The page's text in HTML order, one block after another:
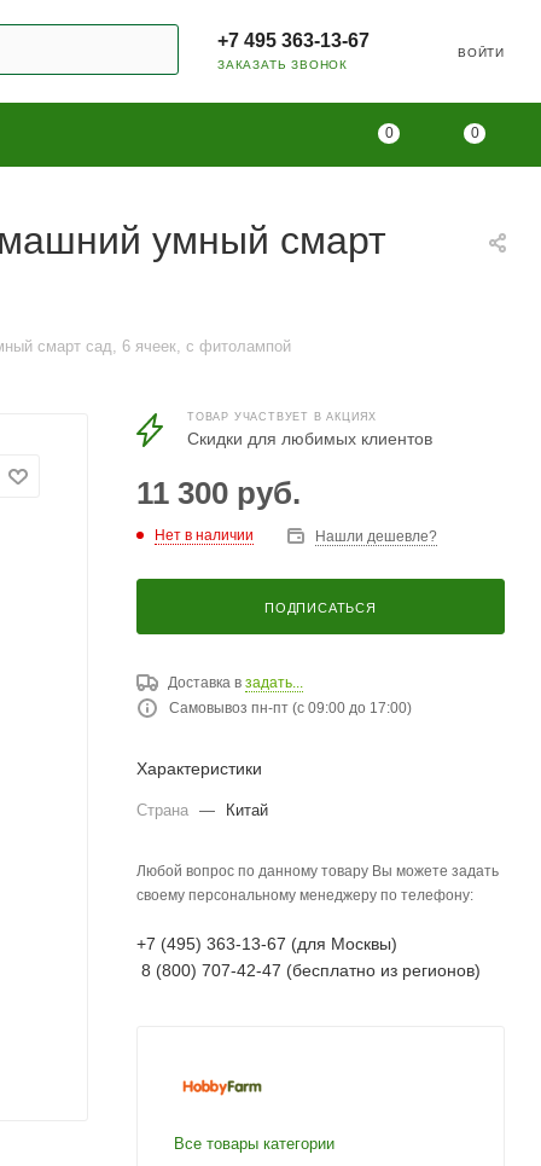
+7 495 363-13-67
ЗАКАЗАТЬ ЗВОНОК
ВОЙТИ
0 0
умный смарт
смарт сад, 6 ячеек, с фитолампой
ТОВАР УЧАСТВУЕТ В АКЦИЯХ
Скидки для любимых клиентов
11 300 руб.
Нет в наличии Нашли дешевле?
ПОДПИСАТЬСЯ
Доставка в задать...
Самовывоз пн-пт (с 09:00 до 17:00)
Характеристики
Страна — Китай
Любой вопрос по данному товару Вы можете задать
своему персональному менеджеру по телефону:
+7 (495) 363-13-67 (для Москвы)
8 (800) 707-42-47 (бесплатно из регионов)
Все товары категории